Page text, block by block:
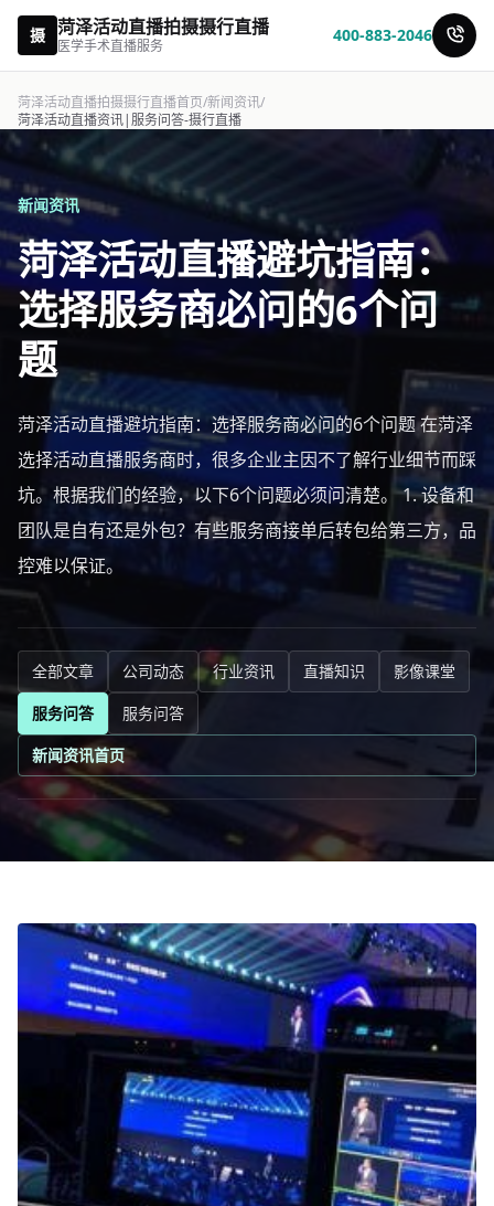
摄 菏泽活动直播拍摄摄行直播
医学手术直播服务
400-883-2046
菏泽活动直播拍摄摄行直播首页/新闻资讯/
菏泽活动直播资讯|服务问答-摄行直播
新闻资讯
菏泽活动直播避坑指南：
选择服务商必问的6个问
题
菏泽活动直播避坑指南：选择服务商必问的6个问题 在菏泽
选择活动直播服务商时，很多企业主因不了解行业细节而踩
坑。根据我们的经验，以下6个问题必须问清楚。 1. 设备和
团队是自有还是外包？有些服务商接单后转包给第三方，品
控难以保证。
全部文章 公司动态 行业资讯 直播知识
影像课堂
服务问答
服务问答
新闻资讯首页